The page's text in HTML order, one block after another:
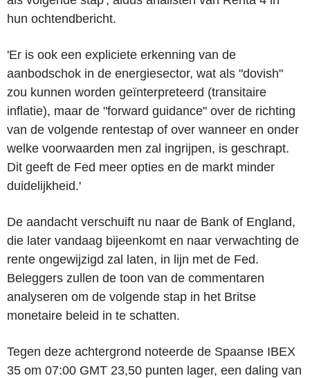
hun ochtendbericht.
'Er is ook een expliciete erkenning van de
aanbodschok in de energiesector, wat als "dovish"
zou kunnen worden geïnterpreteerd (transitaire
inflatie), maar de "forward guidance" over de richting
van de volgende rentestap of over wanneer en onder
welke voorwaarden men zal ingrijpen, is geschrapt.
Dit geeft de Fed meer opties en de markt minder
duidelijkheid.'
De aandacht verschuift nu naar de Bank of England,
die later vandaag bijeenkomt en naar verwachting de
rente ongewijzigd zal laten, in lijn met de Fed.
Beleggers zullen de toon van de commentaren
analyseren om de volgende stap in het Britse
monetaire beleid in te schatten.
Tegen deze achtergrond noteerde de Spaanse IBEX
35 om 07:00 GMT 23,50 punten lager, een daling van